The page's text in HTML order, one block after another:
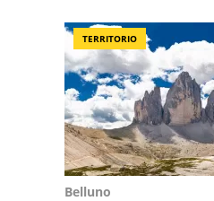
TERRITORIO
Belluno